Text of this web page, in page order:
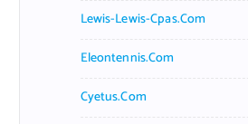
Lewis-Lewis-Cpas.com
Eleontennis.com
Cyetus.com